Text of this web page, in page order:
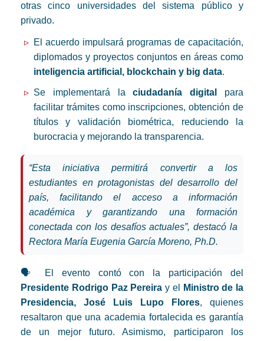
otras cinco universidades del sistema público y
privado.
El acuerdo impulsará programas de capacitación,
diplomados y proyectos conjuntos en áreas como
inteligencia artificial, blockchain y big data.
Se implementará laciudadanía digital
para
facilitar trámites como inscripciones, obtención de
títulos y validación biométrica, reduciendo la
burocracia y mejorando la transparencia.
“Esta iniciativa permitirá convertir a los
estudiantes en protagonistas del desarrollo del
país, facilitando el acceso a información
académica y garantizando una formación
conectada con los desafíos actuales”, destacó la
Rectora María Eugenia García Moreno, Ph.D.
🗣️ El evento contó con la participación del
Presidente Rodrigo Paz Pereira y el
Ministro de la
Presidencia, José Luis Lupo Flores, quienes
resaltaron que una academia fortalecida es garantía
de un mejor futuro. Asimismo, participaron los